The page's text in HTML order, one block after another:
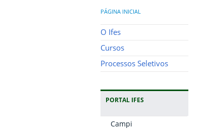
PÁGINA INICIAL
O Ifes
Cursos
Processos Seletivos
PORTAL IFES
Campi